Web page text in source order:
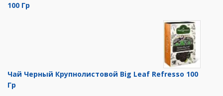
100 Гр
Чай Черный Крупнолистовой Big Leaf Refresso 100
Гр